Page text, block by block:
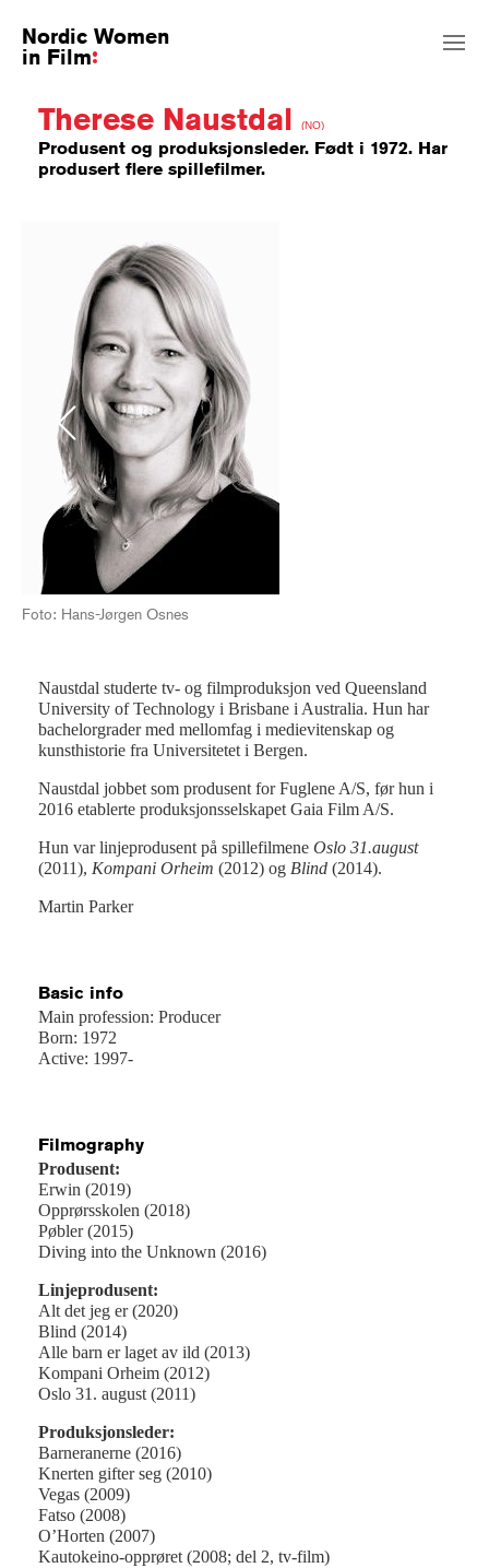
Nordic Women
in Film
Therese Naustdal (NO)
Produsent og produksjonsleder. Født i 1972. Har
produsert flere spillefilmer.
Previous
Foto: Hans-Jørgen Osnes
Naustdal studerte tv- og filmproduksjon ved Queensland
University of Technology i Brisbane i Australia. Hun har
bachelorgrader med mellomfag i medievitenskap og
kunsthistorie fra Universitetet i Bergen.
Naustdal jobbet som produsent for Fuglene A/S, før hun i
2016 etablerte produksjonsselskapet Gaia Film A/S.
Hun var linjeprodusent på spillefilmene Oslo 31.august
(2011), Kompani Orheim (2012) og Blind (2014).
Martin Parker
Basic info
Main profession: Producer
Born: 1972
Active: 1997-
Filmography
Produsent:
Erwin (2019)
Opprørsskolen (2018)
Pøbler (2015)
Diving into the Unknown (2016)
Linjeprodusent:
Alt det jeg er (2020)
Blind (2014)
Alle barn er laget av ild (2013)
Kompani Orheim (2012)
Oslo 31. august (2011)
Produksjonsleder:
Barneranerne (2016)
Knerten gifter seg (2010)
Vegas (2009)
Fatso (2008)
O’Horten (2007)
Kautokeino-opprøret (2008; del 2, tv-film)